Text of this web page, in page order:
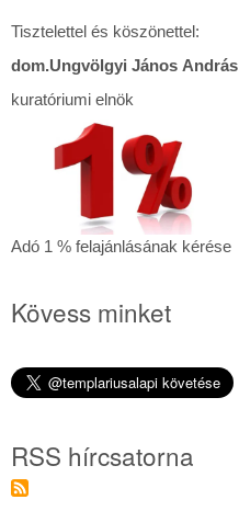
Tisztelettel és köszönettel:
dom.Ungvölgyi János András
kuratóriumi elnök
Adó
felajánlásának
Adó 1 % felajánlásának kérése
Kövess minket
RSS hírcsatorna